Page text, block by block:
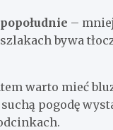
–
bywa
warto mieć
pogodę